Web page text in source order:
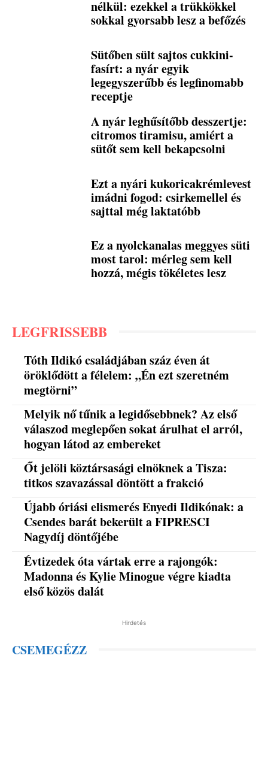
nélkül: ezekkel a trükkökkel
sokkal gyorsabb lesz a befőzés
Sütőben sült sajtos cukkini-
fasírt: a nyár egyik
legegyszerűbb és legfinomabb
receptje
A nyár leghűsítőbb desszertje:
citromos tiramisu, amiért a
sütőt sem kell bekapcsolni
Ezt a nyári kukoricakrémlevest
imádni fogod: csirkemellel és
sajttal még laktatóbb
Ez a nyolckanalas meggyes süti
most tarol: mérleg sem kell
hozzá, mégis tökéletes lesz
LEGFRISSEBB
Tóth Ildikó családjában száz éven át
öröklődött a félelem: „Én ezt szeretném
megtörni”
Melyik nő tűnik a legidősebbnek? Az első
válaszod meglepően sokat árulhat el arról,
hogyan látod az embereket
Őt jelöli köztársasági elnöknek a Tisza:
titkos szavazással döntött a frakció
Újabb óriási elismerés Enyedi Ildikónak: a
Csendes barát bekerült a FIPRESCI
Nagydíj döntőjébe
Évtizedek óta vártak erre a rajongók:
Madonna és Kylie Minogue végre kiadta
első közös dalát
Hirdetés
CSEMEGÉZZ